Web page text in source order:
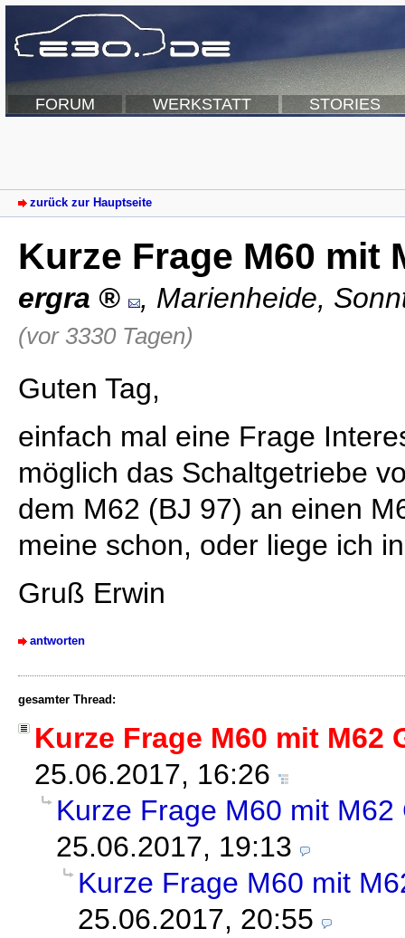
FORUM WERKSTATT STORIES
zurück zur Hauptseite
Kurze Frage M60 mit
ergra , Marienheide,
(vor 3330 Tagen)
Guten Tag,
einfach mal eine Frage
möglich das Schaltgetriebe
dem M62 (BJ 97) an einen
meine schon, oder liege ich
Gruß Erwin
antworten
gesamter Thread:
Kurze Frage M60 mit M62
25.06.2017, 16:26
Kurze Frage M60 mit M62
25.06.2017, 19:13
Kurze Frage M60 mit
25.06.2017, 20:55